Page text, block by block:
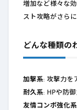
増加など様々な
スト攻略がさら
どんな種類の
加撃系: 攻撃力を
耐久系: HPや防御
友情コンボ強化系